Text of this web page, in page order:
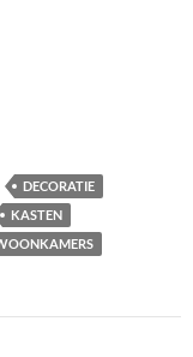
DECORATIE
KASTEN